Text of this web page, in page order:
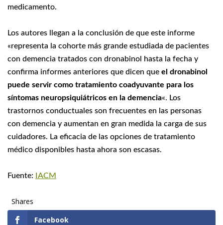
medicamento.
Los autores llegan a la conclusión de que este informe
«representa la cohorte más grande estudiada de pacientes
con demencia tratados con dronabinol hasta la fecha y
confirma informes anteriores que dicen que el dronabinol
puede servir como tratamiento coadyuvante para los
síntomas neuropsiquiátricos en la demencia«. Los
trastornos conductuales son frecuentes en las personas
con demencia y aumentan en gran medida la carga de sus
cuidadores. La eficacia de las opciones de tratamiento
médico disponibles hasta ahora son escasas.
Fuente: IACM
Shares
Facebook